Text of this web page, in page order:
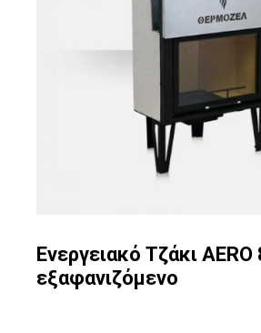
Ενεργειακό Τζάκι AERO
εξαφανιζόμενο